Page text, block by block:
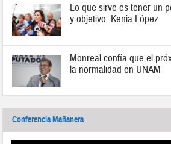
Lo que sirve es tener un
y objetivo: Kenia López
Monreal confía que el
la normalidad en UNAM
Conferencia Mañanera